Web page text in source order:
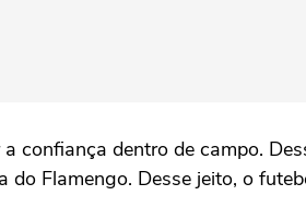
confiança dentro de campo.
Flamengo. Desse jeito, o